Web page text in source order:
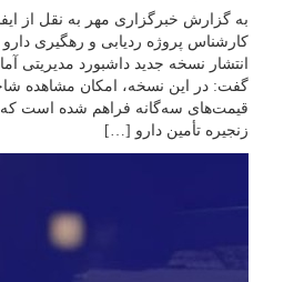
به گزارش خبرگزاری مهر به نقل از
کارشناس پروژه ردیابی و رهگیری دارو
انتشار نسخه جدید داشبورد مدیریتی
گفت: در این نسخه، امکان مشاهده
قیمت‌های سه‌گانه فراهم شده است که
زنجیره تأمین دارو […]